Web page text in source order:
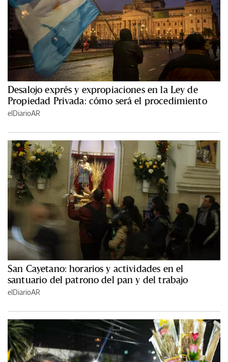
Desalojo exprés y expropiaciones en la Ley de
Propiedad Privada: cómo será el procedimiento
elDiarioAR
San Cayetano: horarios y actividades en el
santuario del patrono del pan y del trabajo
elDiarioAR